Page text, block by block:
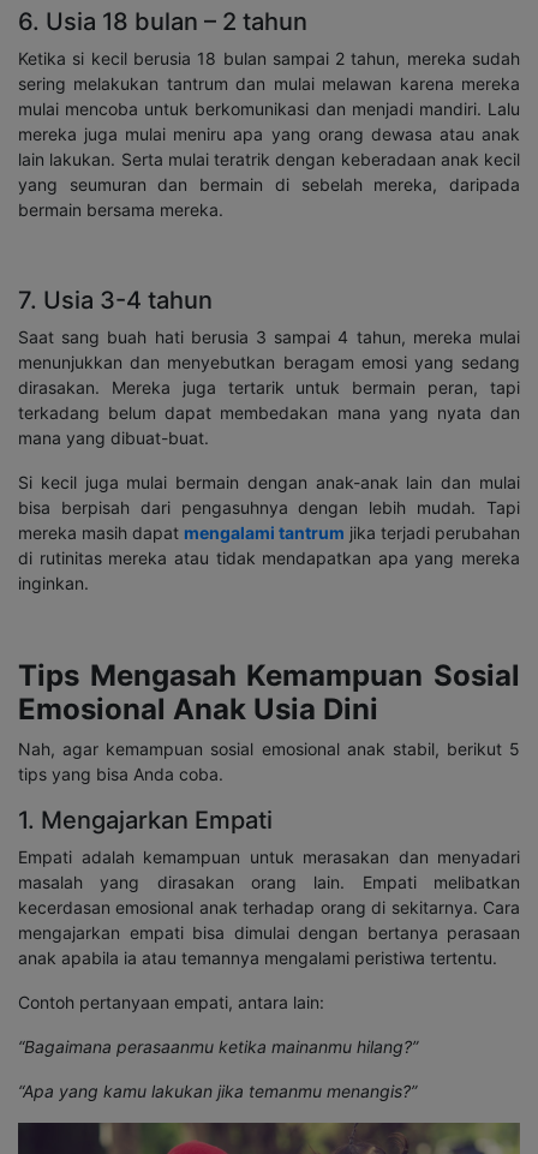
6. Usia 18 bulan – 2 tahun
Ketika si kecil berusia 18 bulan sampai 2 tahun, mereka sudah
sering melakukan tantrum dan mulai melawan karena mereka
mulai mencoba untuk berkomunikasi dan menjadi mandiri. Lalu
mereka juga mulai meniru apa yang orang dewasa atau anak
lain lakukan. Serta mulai teratrik dengan keberadaan anak kecil
yang seumuran dan bermain di sebelah mereka, daripada
bermain bersama mereka.
7. Usia 3-4 tahun
Saat sang buah hati berusia 3 sampai 4 tahun, mereka mulai
menunjukkan dan menyebutkan beragam emosi yang sedang
dirasakan. Mereka juga tertarik untuk bermain peran, tapi
terkadang belum dapat membedakan mana yang nyata dan
mana yang dibuat-buat.
Si kecil juga mulai bermain dengan anak-anak lain dan mulai
bisa berpisah dari pengasuhnya dengan lebih mudah. Tapi
mereka masih dapat mengalami tantrum jika terjadi perubahan
di rutinitas mereka atau tidak mendapatkan apa yang mereka
inginkan.
Tips Mengasah Kemampuan Sosial
Emosional Anak Usia Dini
Nah, agar kemampuan sosial emosional anak stabil, berikut 5
tips yang bisa Anda coba.
1. Mengajarkan Empati
Empati adalah kemampuan untuk merasakan dan menyadari
masalah yang dirasakan orang lain. Empati melibatkan
kecerdasan emosional anak terhadap orang di sekitarnya. Cara
mengajarkan empati bisa dimulai dengan bertanya perasaan
anak apabila ia atau temannya mengalami peristiwa tertentu.
Contoh pertanyaan empati, antara lain:
“Bagaimana perasaanmu ketika mainanmu hilang?”
“Apa yang kamu lakukan jika temanmu menangis?”